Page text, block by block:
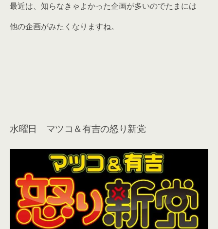
最近は、知らなきゃよかった企画が多いのでたまには
他の企画がみたくなりますね。
水曜日 マツコ＆有吉の怒り新党